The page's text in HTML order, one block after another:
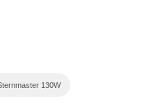
130W